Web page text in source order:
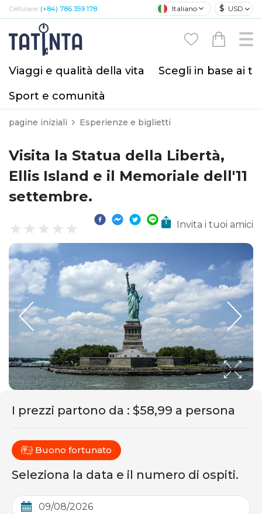
Cellulare: (+84) 786 359 178 Italiano $ USD
Viaggi e qualità della vita
Scegli in base ai
Sport e comunità
pagine iniziali Esperienze e biglietti
Visita la Statua della Libertà,
Ellis Island e il Memoriale dell'11
settembre.
Invita i tuoi amici
I prezzi partono da : $58,99 a persona
Buono fortunato
Seleziona la data e il numero di ospiti.